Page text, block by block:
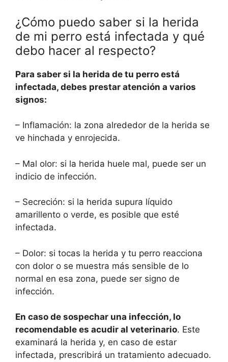
¿Cómo puedo saber si la herida
de mi perro está infectada y qué
debo hacer al respecto?
Para saber si la herida de tu perro está
infectada, debes prestar atención a varios
signos:
– Inflamación: la zona alrededor de la herida se
ve hinchada y enrojecida.
– Mal olor: si la herida huele mal, puede ser un
indicio de infección.
– Secreción: si la herida supura líquido
amarillento o verde, es posible que esté
infectada.
– Dolor: si tocas la herida y tu perro reacciona
con dolor o se muestra más sensible de lo
normal en esa zona, puede ser signo de
infección.
En caso de sospechar una infección, lo
recomendable es acudir al veterinario. Este
examinará la herida y, en caso de estar
infectada, prescribirá un tratamiento adecuado.